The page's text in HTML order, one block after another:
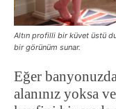
Altın profilli bir küvet üstü
bir görünüm sunar.
Eğer
alanınız yoksa